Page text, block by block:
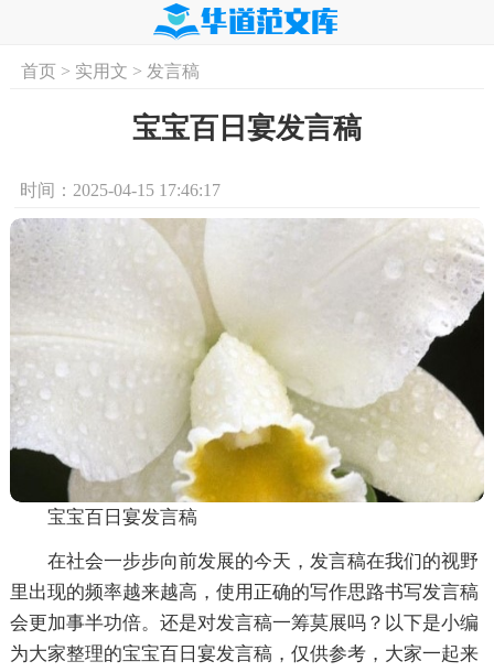
首页 实用文
首页> 实用文 > 发言稿
宝宝百日宴发言稿
时间：2025-04-15 17:46:17
宝宝百日宴发言稿
在社会一步步向前发展的今天，发言稿在我们的视野
里出现的频率越来越高，使用正确的写作思路书写发言稿
会更加事半功倍。还是对发言稿一筹莫展吗？以下是小编
为大家整理的宝宝百日宴发言稿，仅供参考，大家一起来